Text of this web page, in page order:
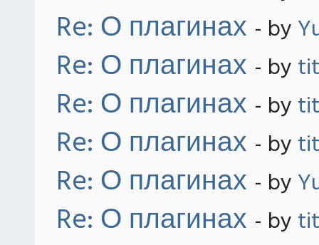
Re: О плагинах - by
Re: О плагинах - by tit
Re: О плагинах - by tit
Re: О плагинах - by tit
Re: О плагинах - by
Re: О плагинах - by tit